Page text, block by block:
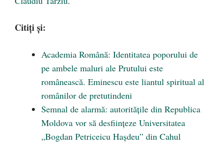
Citiți și:
Academia Română: Identitatea poporului de
pe ambele maluri ale Prutului este
românească. Eminescu este liantul spiritual al
românilor de pretutindeni
Semnal de alarmă: autoritățile din Republica
Moldova vor să desființeze Universitatea
„Bogdan Petriceicu Hașdeu” din Cahul